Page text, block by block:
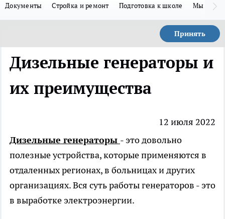
Документы Стройка и ремонт Подготовка к школе Мы в MAX
Принять
Дизельные генераторы и
их преимущества
12 июля 2022
Дизельные генераторы - это довольно
полезные устройства, которые применяются в
отдаленных регионах, в больницах и других
организациях. Вся суть работы генераторов - это
в выработке электроэнергии.